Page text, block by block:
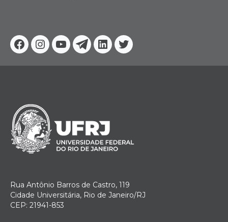
Facebook
Instagram
YoutubeTelegram
Linkedin
Twitter
Rua Antônio Barros de Castro, 119
Cidade Universitária, Rio de Janeiro/RJ
CEP: 21941-853